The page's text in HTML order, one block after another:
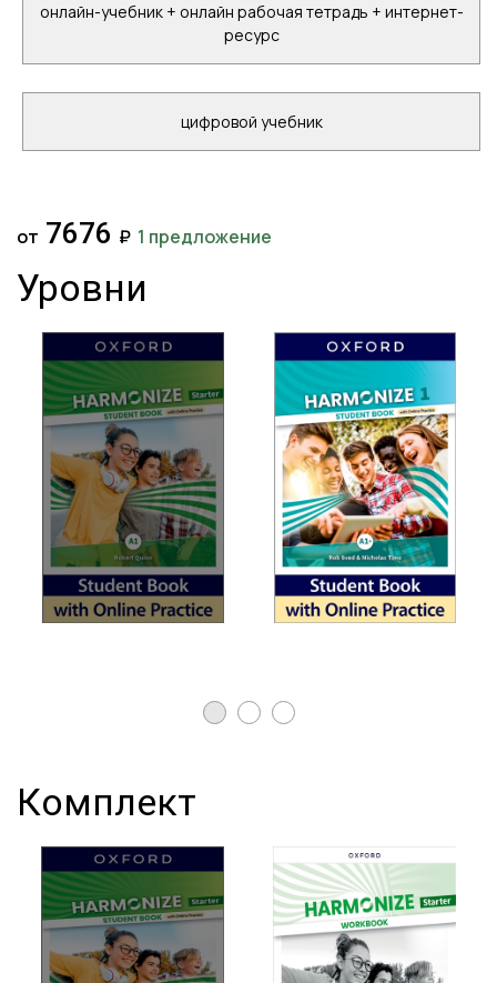
онлайн-учебник + онлайн рабочая тетрадь + интернет-
ресурс
цифровой учебник
от 7676 ₽ 1 предложение
Уровни
Комплект